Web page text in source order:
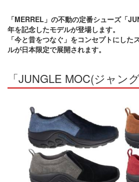
「MERREL」の不動の定番シューズ「
年を記念したモデルが登場します。
「今と昔をつなぐ」をコンセプトにした
ルが日本限定で展開されます。
「JUNGLE MOC(ジャン